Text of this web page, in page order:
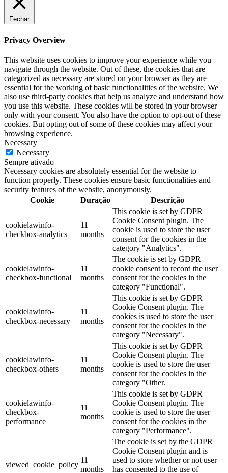
Fechar
Privacy Overview
This website uses cookies to improve your experience while you
navigate through the website. Out of these, the cookies that are
categorized as necessary are stored on your browser as they are
essential for the working of basic functionalities of the website. We
also use third-party cookies that help us analyze and understand how
you use this website. These cookies will be stored in your browser
only with your consent. You also have the option to opt-out of these
cookies. But opting out of some of these cookies may affect your
browsing experience.
Necessary
Necessary
Sempre ativado
Necessary cookies are absolutely essential for the website to
function properly. These cookies ensure basic functionalities and
security features of the website, anonymously.
Cookie
Duração Descrição
cookielawinfo-
checkbox-analytics
11
months
This cookie is set by GDPR
Cookie Consent plugin. The
cookie is used to store the user
consent for the cookies in the
category "Analytics".
cookielawinfo-
checkbox-functional
11
months
The cookie is set by GDPR
cookie consent to record the user
consent for the cookies in the
category "Functional".
cookielawinfo-
checkbox-necessary
11
months
This cookie is set by GDPR
Cookie Consent plugin. The
cookies is used to store the user
consent for the cookies in the
category "Necessary".
cookielawinfo-
checkbox-others
11
months
This cookie is set by GDPR
Cookie Consent plugin. The
cookie is used to store the user
consent for the cookies in the
category "Other.
cookielawinfo-
checkbox-
performance
11
months
This cookie is set by GDPR
Cookie Consent plugin. The
cookie is used to store the user
consent for the cookies in the
category "Performance".
viewed_cookie_policy
11
months
The cookie is set by the GDPR
Cookie Consent plugin and is
used to store whether or not user
has consented to the use of